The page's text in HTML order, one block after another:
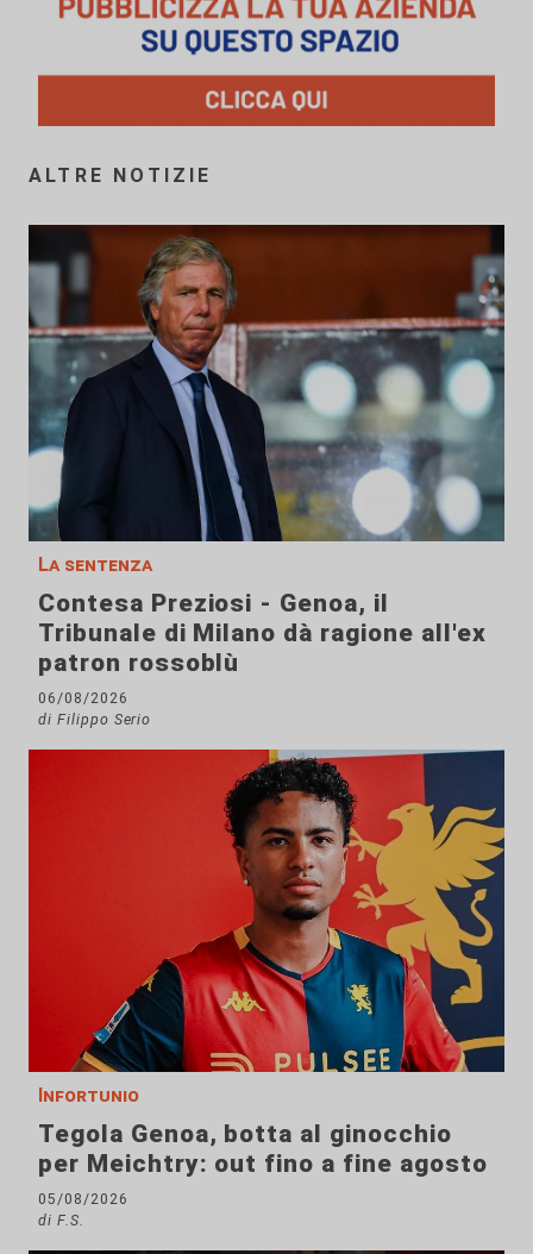
ALTRE NOTIZIE
La sentenza
Contesa Preziosi - Genoa, il
Tribunale di Milano dà ragione all'ex
patron rossoblù
06/08/2026
di Filippo Serio
Infortunio
Tegola Genoa, botta al ginocchio
per Meichtry: out fino a fine agosto
05/08/2026
di F.S.